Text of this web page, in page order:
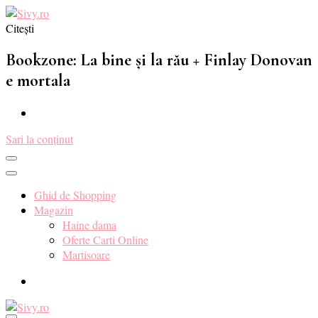
Sivy.ro ❤️
Sivy.ro este un sursa de inspiratie si un ghid de cumparare online
pentru tine. ❤️
Citești
Bookzone: La bine și la rău + Finlay Donovan
e mortala
Sari la conținut
Ghid de Shopping
Magazin
Haine dama
Oferte Carti Online
Martisoare